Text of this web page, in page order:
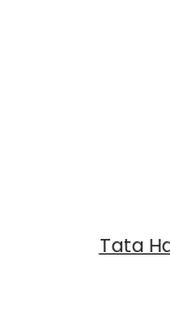
Tata